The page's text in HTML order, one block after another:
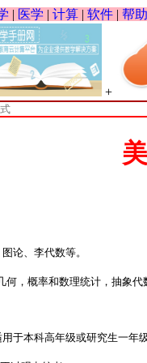
| 医学 | 计算 | 软件 | 帮助
+
，概率和数理统计，抽象
本科高年级或研究生一年